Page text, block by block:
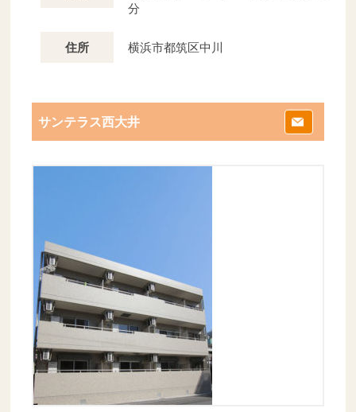
分
住所 横浜市都筑区中川
サンテラス西大井